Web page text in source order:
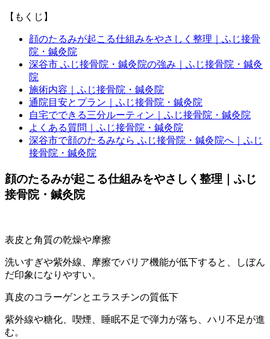
【もくじ】
顔のたるみが起こる仕組みをやさしく整理｜ふじ接骨
院・鍼灸院
深谷市 ふじ接骨院・鍼灸院の強み｜ふじ接骨院・鍼灸
院
施術内容｜ふじ接骨院・鍼灸院
通院目安とプラン｜ふじ接骨院・鍼灸院
自宅でできる三分ルーティン｜ふじ接骨院・鍼灸院
よくある質問｜ふじ接骨院・鍼灸院
深谷市で顔のたるみなら ふじ接骨院・鍼灸院へ｜ふじ
接骨院・鍼灸院
顔のたるみが起こる仕組みをやさしく整理｜ふじ
接骨院・鍼灸院
表皮と角質の乾燥や摩擦
洗いすぎや紫外線、摩擦でバリア機能が低下すると、しぼん
だ印象になりやすい。
真皮のコラーゲンとエラスチンの質低下
紫外線や糖化、喫煙、睡眠不足で弾力が落ち、ハリ不足が進
む。